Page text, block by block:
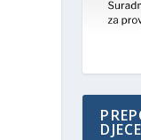
DJECE